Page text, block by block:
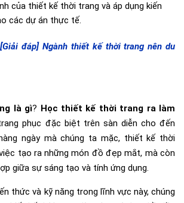
của thiết kế thời trang và áp dụng kiến
các dự án thực tế.
[Giải đáp] Ngành thiết kế thời trang nên du
là gì? Học thiết kế thời trang ra làm
phục đặc biệt trên sàn diễn cho đến
ngày mà chúng ta mặc, thiết kế thời
tạo ra những món đồ đẹp mắt, mà còn
giữa sự sáng tạo và tính ứng dụng.
thức và kỹ năng trong lĩnh vực này, chúng